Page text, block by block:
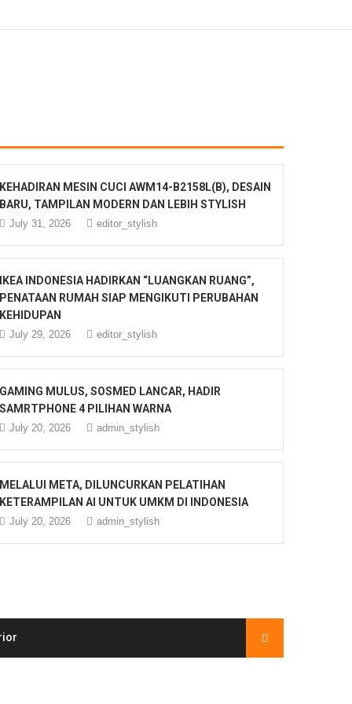
KEHADIRAN MESIN CUCI AWM14-B2158L(B), DESAIN
BARU, TAMPILAN MODERN DAN LEBIH STYLISH
July 31, 2026 editor_stylish
IKEA INDONESIA HADIRKAN “LUANGKAN RUANG”,
PENATAAN RUMAH SIAP MENGIKUTI PERUBAHAN
KEHIDUPAN
July 29, 2026 editor_stylish
GAMING MULUS, SOSMED LANCAR, HADIR
SAMRTPHONE 4 PILIHAN WARNA
July 20, 2026 admin_stylish
MELALUI META, DILUNCURKAN PELATIHAN
KETERAMPILAN AI UNTUK UMKM DI INDONESIA
July 20, 2026 admin_stylish